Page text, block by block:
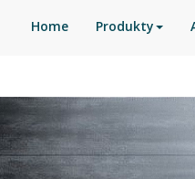
Home Produkty